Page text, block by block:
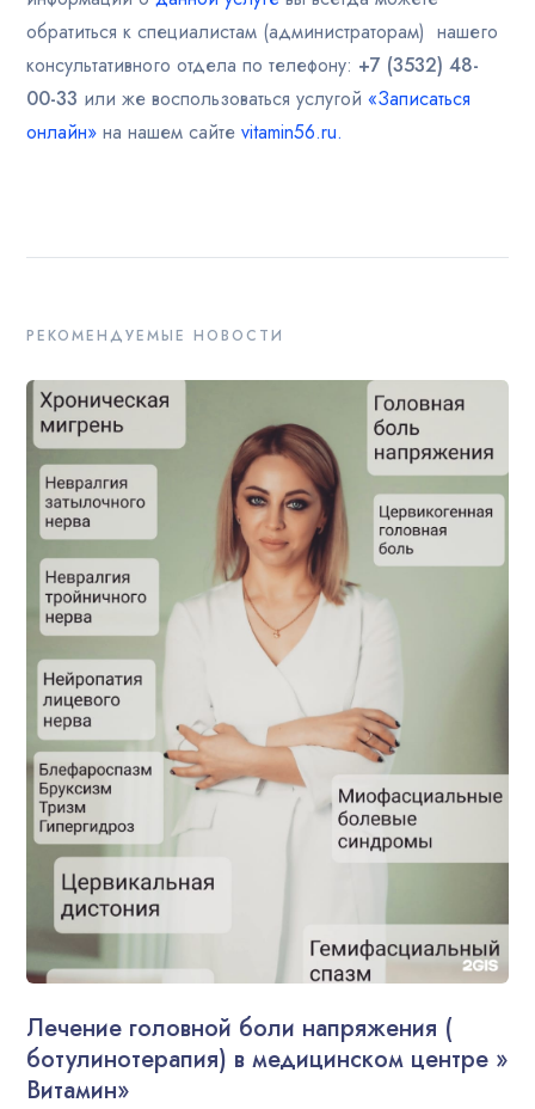
обратиться к специалистам (администраторам) нашего
консультативного отдела по телефону: +7 (3532) 48-
00-33 или же воспользоваться услугой«Записаться
онлайн» на нашем сайтеvitamin56.ru.
РЕКОМЕНДУЕМЫЕ НОВОСТИ
Лечение головной боли напряжения (
ботулинотерапия) в медицинском центре »
Витамин»